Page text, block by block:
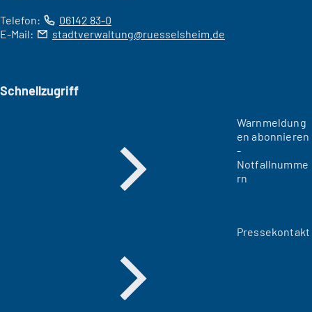
Telefon:
06142 83-0
E-Mail:
stadtverwaltung ruesselsheim de
Schnellzugriff
Warnmeldung
en abonnieren
-
Notfallnumme
rn
Pressekontakt